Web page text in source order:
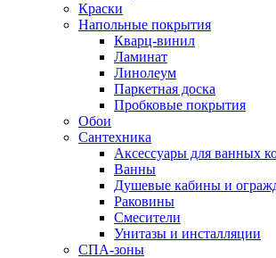
Краски
Напольные покрытия
Кварц-винил
Ламинат
Линолеум
Паркетная доска
Пробковые покрытия
Обои
Сантехника
Аксессуары для ванных
Ванны
Душевые кабины и
Раковины
Смесители
Унитазы и инсталляции
СПА-зоны